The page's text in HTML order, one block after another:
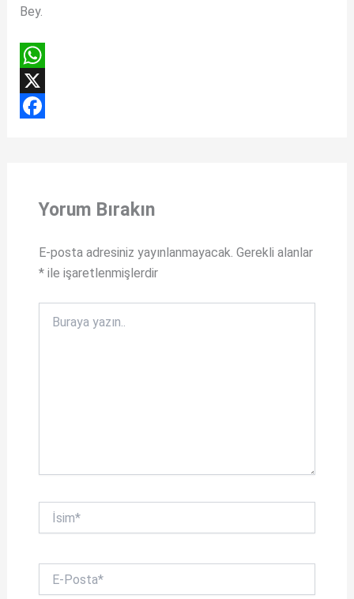
Bey.
W
hX
Yorum Bırakın
E-posta adresiniz yayınlanmayacak. Gerekli alanlar
*ile işaretlenmişlerdir
yazın..
İsim*
Posta*